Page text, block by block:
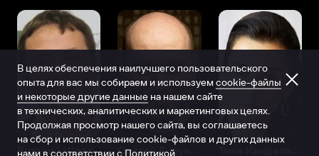
Виталий Шляппо
В целях обеспечения наилучшего пользовательского
опыта для вас мы собираем и используем cookie-файлы
и некоторые другие данные на нашем сайте
в технических, аналитических и маркетинговых целях.
Продолжая просмотр нашего сайта, вы соглашаетесь
на сбор и использование cookie-файлов и других данных
нами в соответствии с Политикой